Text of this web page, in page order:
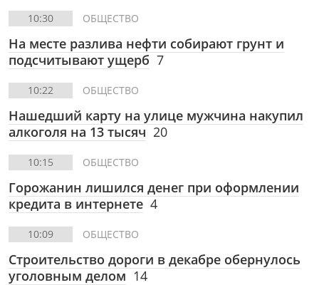
10:30 ОБЩЕСТВО
На месте разлива нефти собирают грунт и
подсчитывают ущерб 7
10:22 ОБЩЕСТВО
Нашедший карту на улице мужчина накупил
алкоголя на 13 тысяч 20
10:15 ОБЩЕСТВО
Горожанин лишился денег при оформлении
кредита в интернете 4
10:09 ОБЩЕСТВО
Строительство дороги в декабре обернулось
уголовным делом 14